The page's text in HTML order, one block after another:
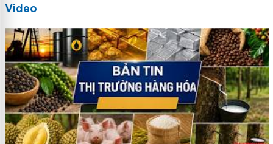
Video